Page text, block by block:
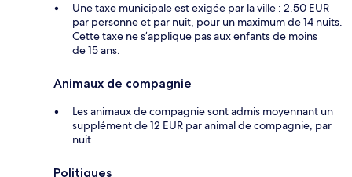
Une taxe municipale est exigée par la ville : 2.50 EUR
par personne et par nuit, pour un maximum de 14 nuits.
Cette taxe ne s’applique pas aux enfants de moins
de 15 ans.
Animaux de compagnie
Les animaux de compagnie sont admis moyennant un
supplément de 12 EUR par animal de compagnie, par
nuit
Politiques